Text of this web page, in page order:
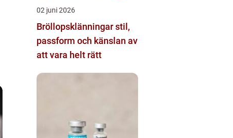
02 juni 2026
Bröllopsklänningar stil,
passform och känslan av
att vara helt rätt